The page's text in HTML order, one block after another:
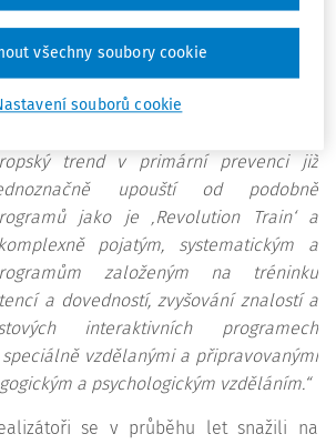
Train‘ je koncepčně v rozporu s
která jsou k primární prevenci
látek formulována nejnovějšími
texty, na jejichž vývoji a přípravě se
trend v primární prevenci již
upouští od podobně
jako je ‚Revolution Train‘ a
pojatým, systematickým a
založeným na tréninku
a dovedností, zvyšování znalostí a
interaktivních programech
vzdělanými a připravovanými
a psychologickým vzděláním.“
se v průběhu let snažili na
souborů cookie
všechny soubory cookie